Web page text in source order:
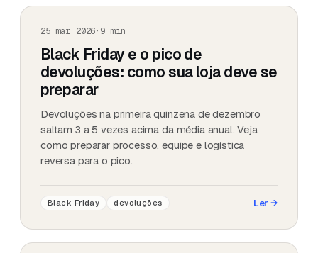
25 mar 2026 · 9min
Black Friday e o pico de
devoluções: como sua loja deve se
preparar
Devoluções na primeira quinzena de dezembro
saltam 3 a 5 vezes acima da média anual. Veja
como preparar processo, equipe e logística
reversa para o pico.
Black Friday devoluções Ler→